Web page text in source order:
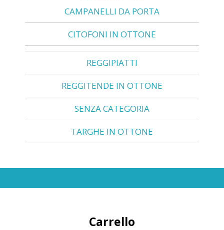
CAMPANELLI DA PORTA
CITOFONI IN OTTONE
REGGIPIATTI
REGGITENDE IN OTTONE
SENZA CATEGORIA
TARGHE IN OTTONE
Carrello